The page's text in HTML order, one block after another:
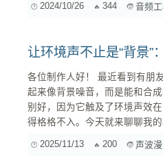
特定频率，使音轨更清晰或更浑
2024/10/26 344 音频
让环境声不止是“背景”
各位制作人好！ 最近看到有朋友问，如何在氛围音乐中加入真实的雨声或森林声，但又不想它们听
起来像背景噪音，而是能和合
别好，因为它触及了环境声效
得格格不入。今天就来聊聊我的心得和一些常用插件。
不要把它当成一个不可动的背
2025/11/13 200 声波